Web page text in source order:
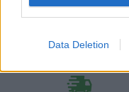
Data Deletion